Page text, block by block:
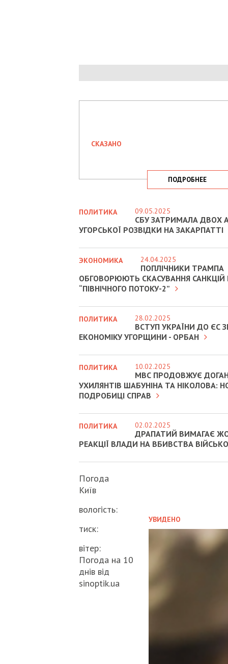
СКАЗАНО
ПОДРОБНЕЕ
УВИДЕНО
ПОЛИТИКА 09.05.2025
СБУ ЗАТРИМАЛА ДВОХ
УГОРСЬКОЇ РОЗВІДКИ НА ЗАКАРПАТТІ
ЭКОНОМИКА 24.04.2025
ПОПЛІЧНИКИ ТРАМПА
ОБГОВОРЮЮТЬ СКАСУВАННЯ САНКЦІЙ
“ПІВНІЧНОГО ПОТОКУ-2”
ПОЛИТИКА 28.02.2025
ВСТУП УКРАЇНИ ДО ЄС
ЕКОНОМІКУ УГОРЩИНИ - ОРБАН
ПОЛИТИКА 10.02.2025
МВС ПРОДОВЖУЄ
УХИЛЯНТІВ ШАБУНІНА ТА НІКОЛОВА:
ПОДРОБИЦІ СПРАВ
ПОЛИТИКА 02.02.2025
ДРАПАТИЙ ВИМАГАЄ
РЕАКЦІЇ ВЛАДИ НА ВБИВСТВА
Погода
Київ
вологість:
тиск:
вітер:
Погода на 10
днів від
sinoptik.ua